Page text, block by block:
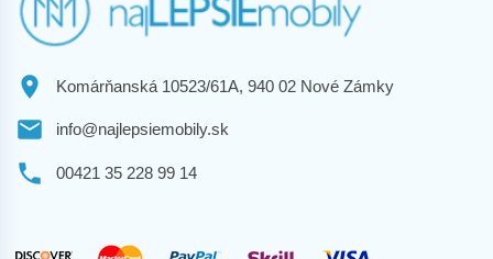
Komárňanská 10523/61A, 940 02 Nové Zámky
info@najlepsiemobily.sk
00421 35 228 99 14